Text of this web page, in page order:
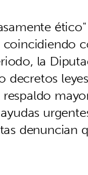
la
decretos
denuncian